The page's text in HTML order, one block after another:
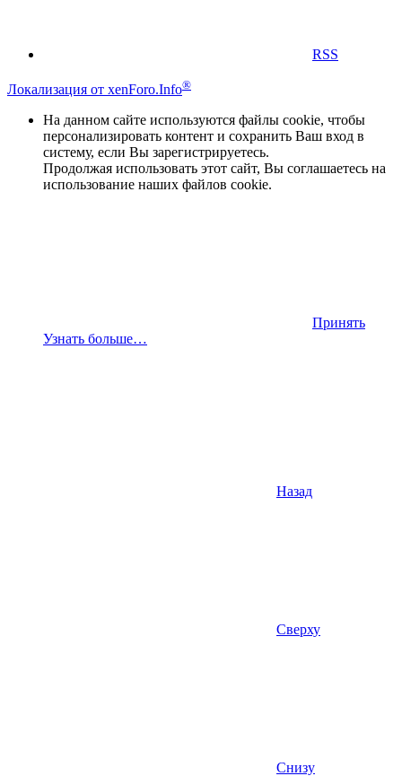
RSS
Локализация от xenForo.Info®
На данном сайте используются файлы cookie, чтобы
персонализировать контент и сохранить Ваш вход в
систему, если Вы зарегистрируетесь.
Продолжая использовать этот сайт, Вы соглашаетесь на
использование наших файлов cookie.
Принять
Узнать больше…
Назад
Сверху
Снизу